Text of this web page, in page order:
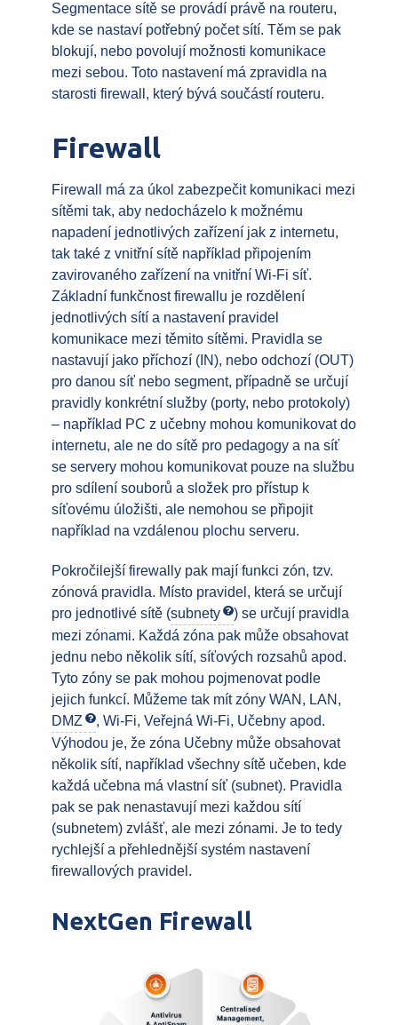
Segmentace sítě se provádí právě na routeru,
kde se nastaví potřebný počet sítí. Těm se pak
blokují, nebo povolují možnosti komunikace
mezi sebou. Toto nastavení má zpravidla na
starosti firewall, který bývá součástí routeru.
Firewall
Firewall má za úkol zabezpečit komunikaci mezi
sítěmi tak, aby nedocházelo k možnému
napadení jednotlivých zařízení jak z internetu,
tak také z vnitřní sítě například připojením
zavirovaného zařízení na vnitřní Wi-Fi síť.
Základní funkčnost firewallu je rozdělení
jednotlivých sítí a nastavení pravidel
komunikace mezi těmito sítěmi. Pravidla se
nastavují jako příchozí (IN), nebo odchozí (OUT)
pro danou síť nebo segment, případně se určují
pravidly konkrétní služby (porty, nebo protokoly)
– například PC z učebny mohou komunikovat do
internetu, ale ne do sítě pro pedagogy a na síť
se servery mohou komunikovat pouze na službu
pro sdílení souborů a složek pro přístup k
síťovému úložišti, ale nemohou se připojit
například na vzdálenou plochu serveru.
Pokročilejší firewally pak mají funkci zón, tzv.
zónová pravidla. Místo pravidel, která se určují
pro jednotlivé sítě (subnety
) se určují pravidla
mezi zónami. Každá zóna pak může obsahovat
jednu nebo několik sítí, síťových rozsahů apod.
Tyto zóny se pak mohou pojmenovat podle
jejich funkcí. Můžeme tak mít zóny WAN, LAN,
DMZ
, Wi-Fi, Veřejná Wi-Fi, Učebny apod.
Výhodou je, že zóna Učebny může obsahovat
několik sítí, například všechny sítě učeben, kde
každá učebna má vlastní síť (subnet). Pravidla
pak se pak nenastavují mezi každou sítí
(subnetem) zvlášť, ale mezi zónami. Je to tedy
rychlejší a přehlednější systém nastavení
firewallových pravidel.
NextGen Firewall